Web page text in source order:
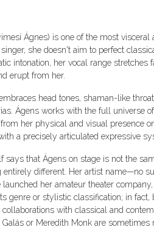
Ágnes) is one of the most
she doesn't aim to perfect
intonation, her vocal range
erupt from her.
head tones, shaman-like
Ágens works with the full universe
her physical and visual presence
a precisely articulated expressive
says that Ágens on stage is not the
entirely different. Her artist name—no
launched her amateur theater
genre or stylistic classification; in
collaborations with classical and
Galás or Meredith Monk are